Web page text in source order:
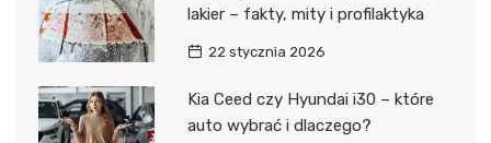
lakier – fakty, mity i profilaktyka
22 stycznia 2026
Kia Ceed czy Hyundai i30 – które
auto wybrać i dlaczego?